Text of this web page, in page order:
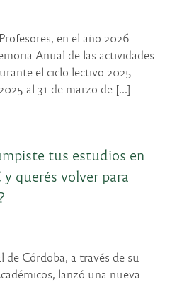
en el año 2026
Anual de las actividades
el ciclo lectivo 2025
al 31 de marzo de [...]
tus estudios en
querés volver para
Córdoba, a través de su
lanzó una nueva